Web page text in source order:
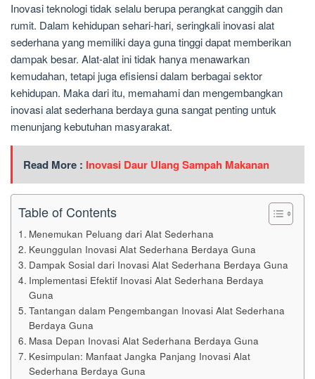
Inovasi teknologi tidak selalu berupa perangkat canggih dan
rumit. Dalam kehidupan sehari-hari, seringkali inovasi alat
sederhana yang memiliki daya guna tinggi dapat memberikan
dampak besar. Alat-alat ini tidak hanya menawarkan
kemudahan, tetapi juga efisiensi dalam berbagai sektor
kehidupan. Maka dari itu, memahami dan mengembangkan
inovasi alat sederhana berdaya guna sangat penting untuk
menunjang kebutuhan masyarakat.
Read More : Inovasi Daur Ulang Sampah Makanan
Table of Contents
Menemukan Peluang dari Alat Sederhana
Keunggulan Inovasi Alat Sederhana Berdaya Guna
Dampak Sosial dari Inovasi Alat Sederhana Berdaya Guna
Implementasi Efektif Inovasi Alat Sederhana Berdaya
Guna
Tantangan dalam Pengembangan Inovasi Alat Sederhana
Berdaya Guna
Masa Depan Inovasi Alat Sederhana Berdaya Guna
Kesimpulan: Manfaat Jangka Panjang Inovasi Alat
Sederhana Berdaya Guna